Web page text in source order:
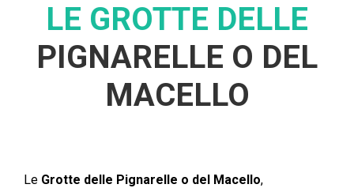
LE GROTTE DELLE
PIGNARELLE O DEL
MACELLO
Le Grotte delle Pignarelle o del Macello,